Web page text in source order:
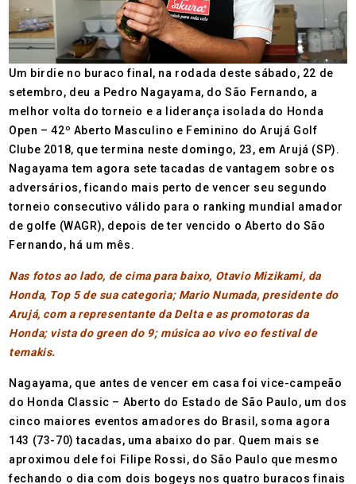
Um birdie no buraco final, na rodada deste sábado, 22 de
setembro, deu a Pedro Nagayama, do São Fernando, a
melhor volta do torneio e a liderança isolada do Honda
Open – 42º Aberto Masculino e Feminino do Arujá Golf
Clube 2018, que termina neste domingo, 23, em Arujá (SP).
Nagayama tem agora sete tacadas de vantagem sobre os
adversários, ficando mais perto de vencer seu segundo
torneio consecutivo válido para o ranking mundial amador
de golfe (WAGR), depois de ter vencido o Aberto do São
Fernando, há um mês.
Nas fotos ao lado, de cima para baixo, Otavio Mizikami, da
Honda, Top 5 de sua categoria; Mario Numada, presidente do
Arujá, com a representante da Delta e as promotoras da
Honda; vista do green do 9; música ao vivo eo festival de
temakis.
Nagayama, que antes de vencer em casa foi vice-campeão
do Honda Classic – Aberto do Estado de São Paulo, um dos
cinco maiores eventos amadores do Brasil, soma agora
143 (73-70) tacadas, uma abaixo do par. Quem mais se
aproximou dele foi Filipe Rossi, do São Paulo que mesmo
fechando o dia com dois bogeys nos quatro buracos finais